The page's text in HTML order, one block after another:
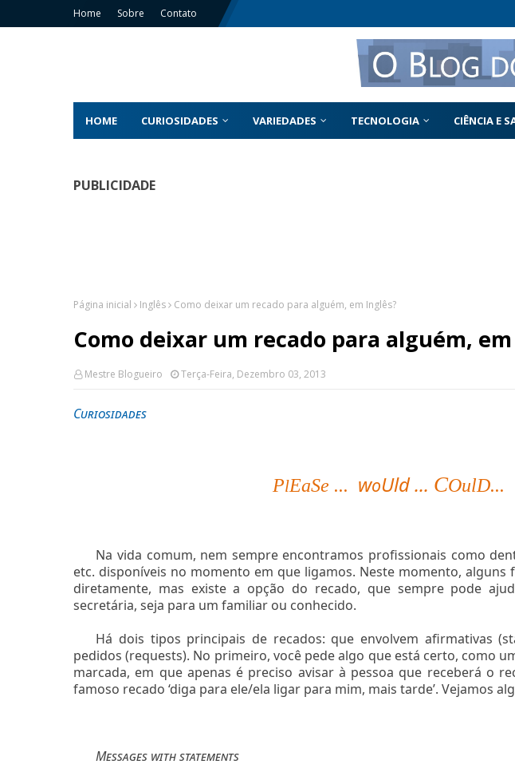
Home Sobre Contato
HOME CURIOSIDADES VARIEDADES TECNOLOGIA CIÊNCIA E
PUBLICIDADE
Página inicial Inglês Como deixar um recado para alguém, em Inglês?
Como deixar um recado para alguém,
Mestre Blogueiro Terça-Feira, Dezembro 03, 2013
Curiosidades
PlEaSe ... woUld ... COulD...
Na vida comum, nem sempre encontramos profissionais como
etc. disponíveis no momento em que ligamos. Neste momento, alguns
diretamente, mas existe a opção do recado, que sempre pode
secretária, seja para um familiar ou conhecido.
Há dois tipos principais de recados: que envolvem afirmativas
pedidos (requests). No primeiro, você pede algo que está certo, como
marcada, em que apenas é preciso avisar à pessoa que receberá o
famoso recado ‘diga para ele/ela ligar para mim, mais tarde’. Vejamos
Messages with statements